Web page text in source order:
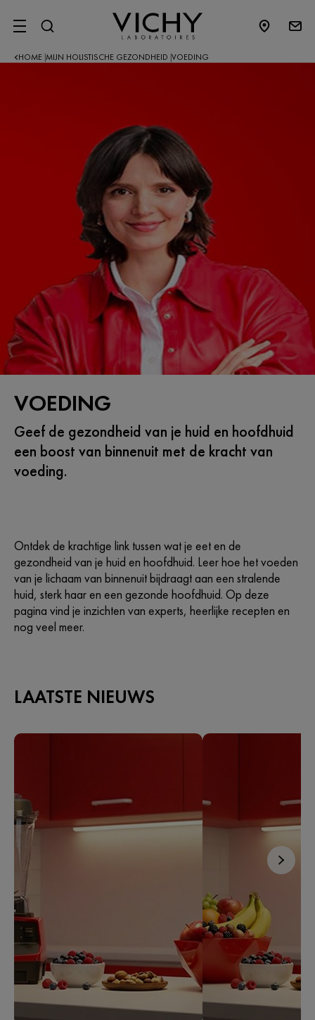
SITE MENU
HOME MIJN HOLISTISCHE GEZONDHEID VOEDING
VOEDING
Geef de gezondheid van je huid en hoofdhuid
een boost van binnenuit met de kracht van
voeding.
Ontdek de krachtige link tussen wat je eet en de
gezondheid van je huid en hoofdhuid. Leer hoe het voeden
van je lichaam van binnenuit bijdraagt aan een stralende
huid, sterk haar en een gezonde hoofdhuid. Op deze
pagina vind je inzichten van experts, heerlijke recepten en
nog veel meer.
LAATSTE NIEUWS